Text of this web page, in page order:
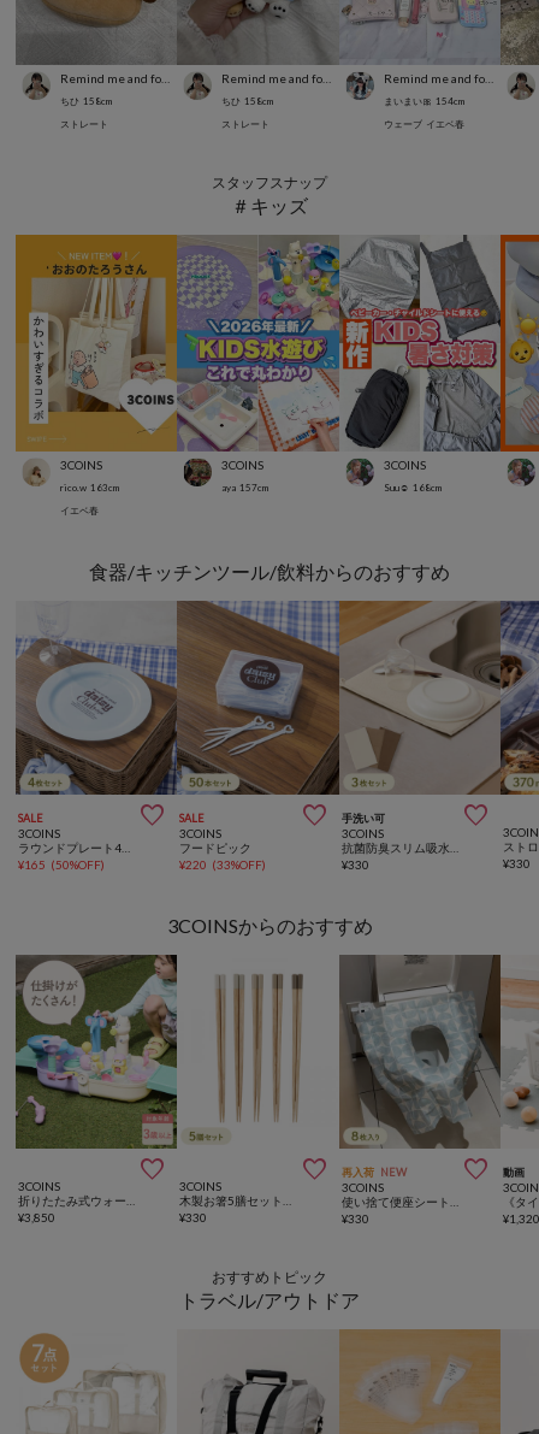
ちひ 158cm
ストレート
ちひ 158cm
ストレート
Remind me and forever
まいまい🎀 154cm
ウェーブ イエベ春
スタッフスナップ
＃キッズ
3COINS
rico.w 163cm
イエベ春
3COINS
aya 157cm
3COINS
Suu☺︎ 168cm
食器/キッチンツール/飲料からのおすすめ
SALE 
3COINS
¥165 (50%OFF)
SALE 
3COINS
フードピック
¥220 (33%OFF)
手洗い可 
3COINS
¥330 ¥330
3COINSからのおすすめ

3COINS
¥3,850

3COINS
¥330
再入荷 NEW 
3COINS
¥330
動画
¥
おすすめトピック
トラベル/アウトドア